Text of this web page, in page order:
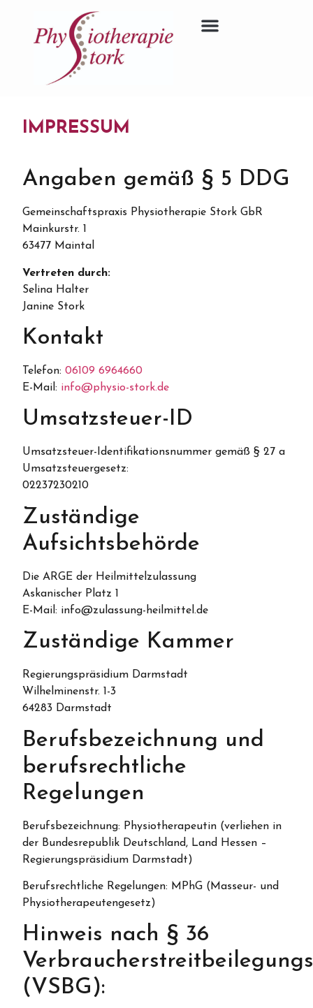
IMPRESSUM
Angaben gemäß § 5 DDG
Gemeinschaftspraxis Physiotherapie Stork GbR
Mainkurstr. 1
63477 Maintal
Vertreten durch:
Selina Halter
Janine Stork
Kontakt
Telefon: 06109 6964660
E-Mail: info@physio-stork.de
Umsatzsteuer-ID
Umsatzsteuer-Identifikationsnummer gemäß § 27 a
Umsatzsteuergesetz:
02237230210
Zuständige
Aufsichtsbehörde
Die ARGE der Heilmittelzulassung
Askanischer Platz 1
E-Mail: info@zulassung-heilmittel.de
Zuständige Kammer
Regierungspräsidium Darmstadt
Wilhelminenstr. 1-3
64283 Darmstadt
Berufsbezeichnung und
berufsrechtliche
Regelungen
Berufsbezeichnung: Physiotherapeutin (verliehen in
der Bundesrepublik Deutschland, Land Hessen –
Regierungspräsidium Darmstadt)
Berufsrechtliche Regelungen: MPhG (Masseur- und
Physiotherapeutengesetz)
Hinweis nach § 36
(VSBG):